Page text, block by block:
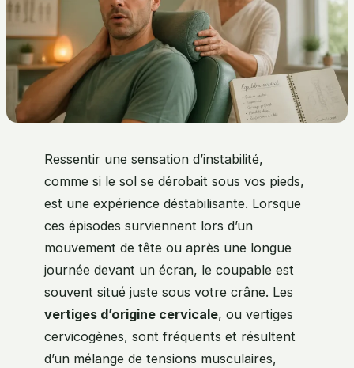
Ressentir une sensation d’instabilité,
comme si le sol se dérobait sous vos pieds,
est une expérience déstabilisante. Lorsque
ces épisodes surviennent lors d’un
mouvement de tête ou après une longue
journée devant un écran, le coupable est
souvent situé juste sous votre crâne. Les
vertiges d’origine cervicale, ou vertiges
cervicogènes, sont fréquents et résultent
d’un mélange de tensions musculaires,